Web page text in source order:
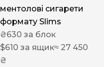
ментолові сигарети
формату Slims
₴630 за блок
$610 за ящик≈ 27 450
₴